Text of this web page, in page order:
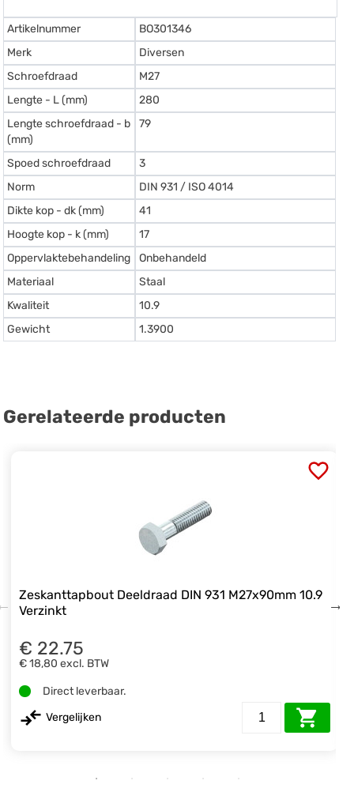
Artikelnummer
BO301346
Merk
Diversen
Schroefdraad
M27
Lengte - L (mm)
280
Lengte schroefdraad - b
(mm)
79
Spoed schroefdraad
3
Norm
DIN 931 / ISO 4014
Dikte kop - dk (mm)
41
Hoogte kop - k (mm)
17
Oppervlaktebehandeling
Onbehandeld
Materiaal
Staal
Kwaliteit
10.9
Gewicht
1.3900
Gerelateerde producten
Zeskanttapbout Deeldraad DIN 931 M27x90mm 10.9
Verzinkt
€ 22.75
€ 18,80 excl. BTW
Direct leverbaar.
Vergelijken